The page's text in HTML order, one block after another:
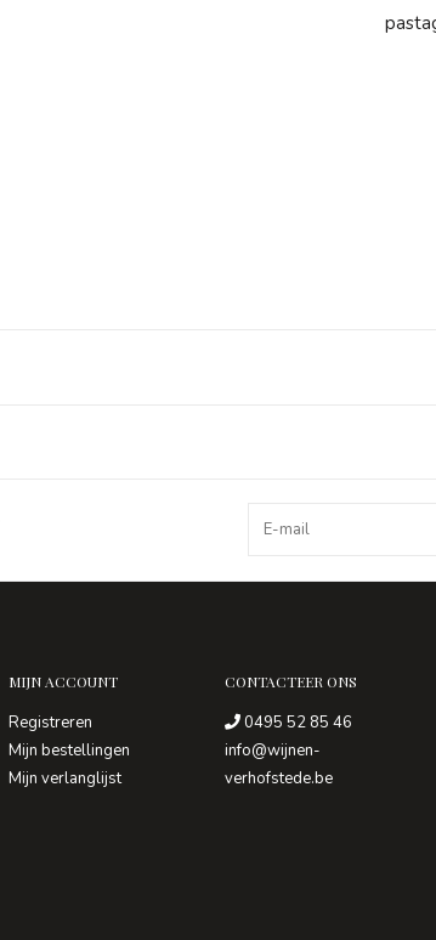
MIJN ACCOUNT
Registreren
Mijn bestellingen
Mijn verlanglijst
CONTACTEER ONS
0495 52 85 46
info@wijnen-
verhofstede.be